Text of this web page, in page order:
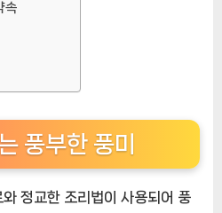
속
풍부한 풍미
정교한 조리법이 사용되어 풍